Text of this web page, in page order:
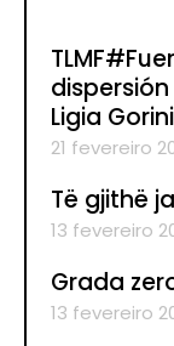
Ligia Gorini
21 fevereiro
Të gjithë
13 fevereiro
Grada
13 fevereiro